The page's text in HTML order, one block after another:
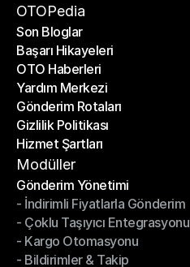
Bir Ortak Ol
OTOPedia
Son Bloglar
Son Bloglar
Başarı Hikayeleri
Başarı Hikayeleri
OTO Haberleri
OTO Haberleri
Yardım Merkezi
Yardım Merkezi
Gönderim Rotaları
Gönderim Rotaları
Gizlilik Politikası
Gizlilik Politikası
Hizmet Şartları
Hizmet Şartları
Modüller
Gönderim Yönetimi
Gönderim Yönetimi
- İndirimli Fiyatlarla Gönderim
- İndirimli Fiyatlarla Gönderim
- Çoklu Taşıyıcı Entegrasyonu
- Çoklu Taşıyıcı Entegrasyonu
- Kargo Otomasyonu
- Kargo Otomasyonu
- Bildirimler & Takip